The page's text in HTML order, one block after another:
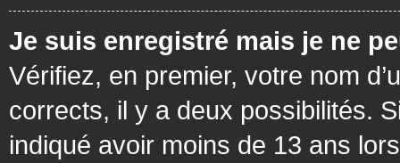
Je suis enregistré mais je ne
Vérifiez, en premier, votre nom
corrects, il y a deux possibilités.
indiqué avoir moins de 13 ans